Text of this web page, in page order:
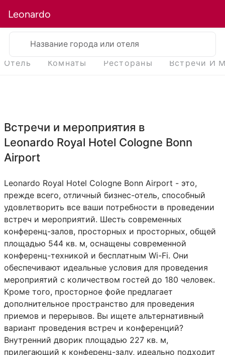
Leonardo
Название города или отеля
Отель Комнаты Рестораны Встречи И
Встречи и мероприятия в
Leonardo Royal Hotel Cologne Bonn
Airport
Leonardo Royal Hotel Cologne Bonn Airport - это,
прежде всего, отличный бизнес-отель, способный
удовлетворить все ваши потребности в проведении
встреч и мероприятий. Шесть современных
конференц-залов, просторных и просторных, общей
площадью 544 кв. м, оснащены современной
конференц-техникой и бесплатным Wi-Fi. Они
обеспечивают идеальные условия для проведения
мероприятий с количеством гостей до 180 человек.
Кроме того, просторное фойе предлагает
дополнительное пространство для проведения
приемов и перерывов. Вы ищете альтернативный
вариант проведения встреч и конференций?
Внутренний дворик площадью 227 кв. м,
прилегающий к конференц-залу, идеально подходит